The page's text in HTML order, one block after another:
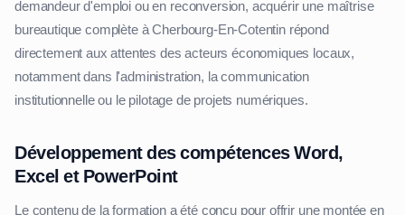
demandeur d'emploi ou en reconversion, acquérir une maîtrise
bureautique complète à Cherbourg-En-Cotentin répond
directement aux attentes des acteurs économiques locaux,
notamment dans l'administration, la communication
institutionnelle ou le pilotage de projets numériques.
Développement des compétences Word,
Excel et PowerPoint
Le contenu de la formation a été conçu pour offrir une montée en